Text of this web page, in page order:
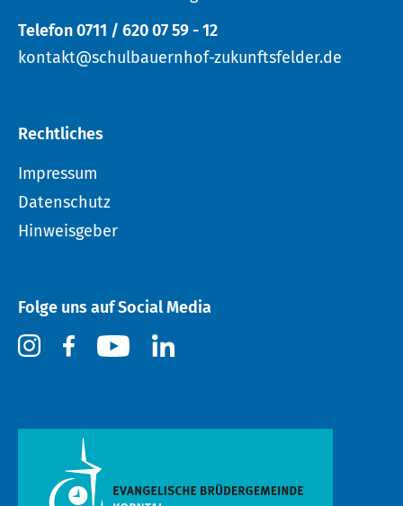
Telefon 0711 / 620 07 59 - 12
kontakt@schulbauernhof-zukunftsfelder.de
Rechtliches
Impressum
Datenschutz
Hinweisgeber
Folge uns auf Social Media